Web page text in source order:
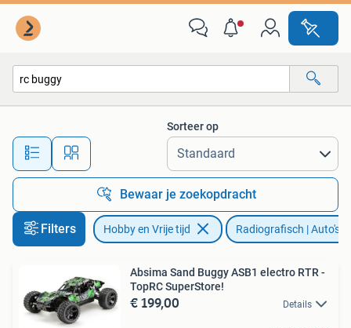
Alle afstanden…
Sorteer op
Bewaar je zoekopdracht
Filters Hobby en Vrije tijd Radiografisch | Auto's
Absima Sand Buggy ASB1 electro RTR -
TopRC SuperStore!
€ 199,00 Details